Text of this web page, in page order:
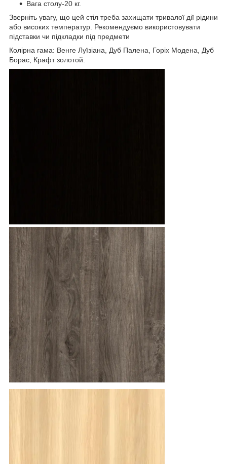
Вага столу-20 кг.
Зверніть увагу, що цей стіл треба захищати тривалої дії рідини
або високих температур. Рекомендуємо використовувати
підставки чи підкладки під предмети
Колірна гама: Венге Луїзіана, Дуб Палена, Горіх Модена, Дуб
Борас, Крафт золотой.